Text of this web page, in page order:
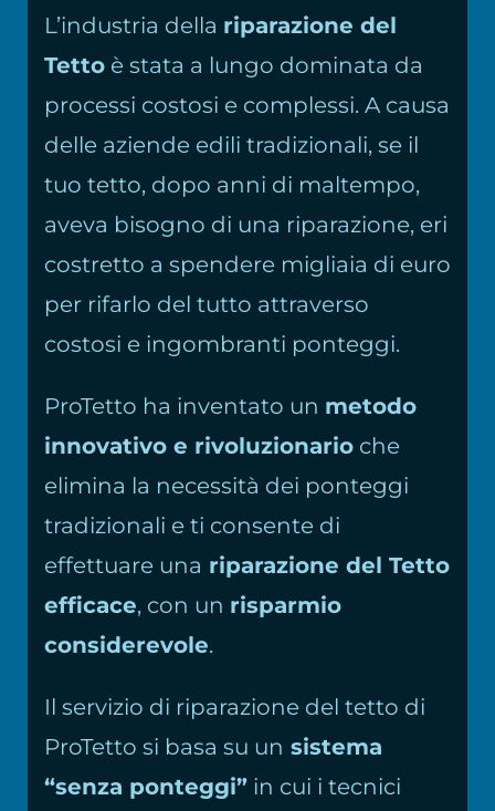
L’industria della riparazione del
Tetto è stata a lungo dominata da
processi costosi e complessi. A causa
delle aziende edili tradizionali, se il
tuo tetto, dopo anni di maltempo,
aveva bisogno di una riparazione, eri
costretto a spendere migliaia di euro
per rifarlo del tutto attraverso
costosi e ingombranti ponteggi.
ProTetto ha inventato un metodo
innovativo e rivoluzionario che
elimina la necessità dei ponteggi
tradizionali e ti consente di
effettuare una riparazione del Tetto
efficace, con un risparmio
considerevole.
Il servizio di riparazione del tetto di
ProTetto si basa su un sistema
“senza ponteggi” in cui i tecnici